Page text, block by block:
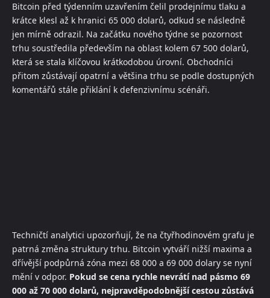
Bitcoin před týdenním uzavřením čelil prodejnímu tlaku a
krátce klesl až k hranici 65 000 dolarů, odkud se následně
jen mírně odrazil. Na začátku nového týdne se pozornost
trhu soustředila především na oblast kolem 67 500 dolarů,
která se stala klíčovou krátkodobou úrovní. Obchodníci
přitom zůstávají opatrní a většina trhu se podle dostupných
komentářů stále přiklání k defenzivnímu scénáři.
Techničtí analytici upozorňují, že na čtyřhodinovém grafu je
patrná změna struktury trhu. Bitcoin vytváří nižší maxima a
dřívější podpůrná zóna mezi 68 000 a 69 000 dolary se nyní
mění v odpor. Pokud se cena rychle nevrátí nad pásmo 69
000 až 70 000 dolarů, nejpravděpodobnější cestou zůstává